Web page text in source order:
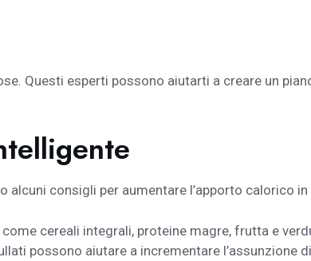
Questi esperti possono aiutarti a creare un
consigli per aumentare l’apporto calorico
cereali integrali, proteine magre, frutta e
possono aiutare a incrementare l’assunzione